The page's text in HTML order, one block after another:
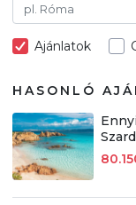
Szállodalátogatás
Ajánlatok
HASONLÓ